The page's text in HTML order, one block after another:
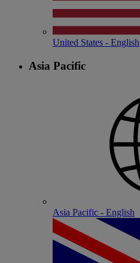
United States - English
Asia Pacific
Asia Pacific - English